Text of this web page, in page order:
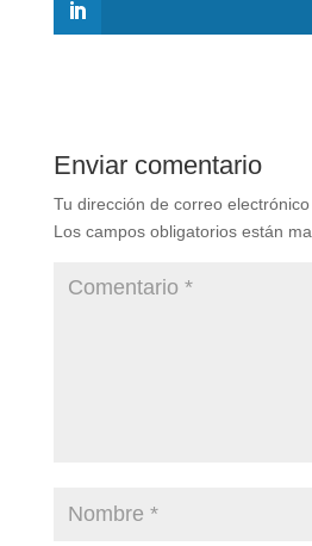
Enviar comentario
Tu dirección de correo
Los campos obligatorios están